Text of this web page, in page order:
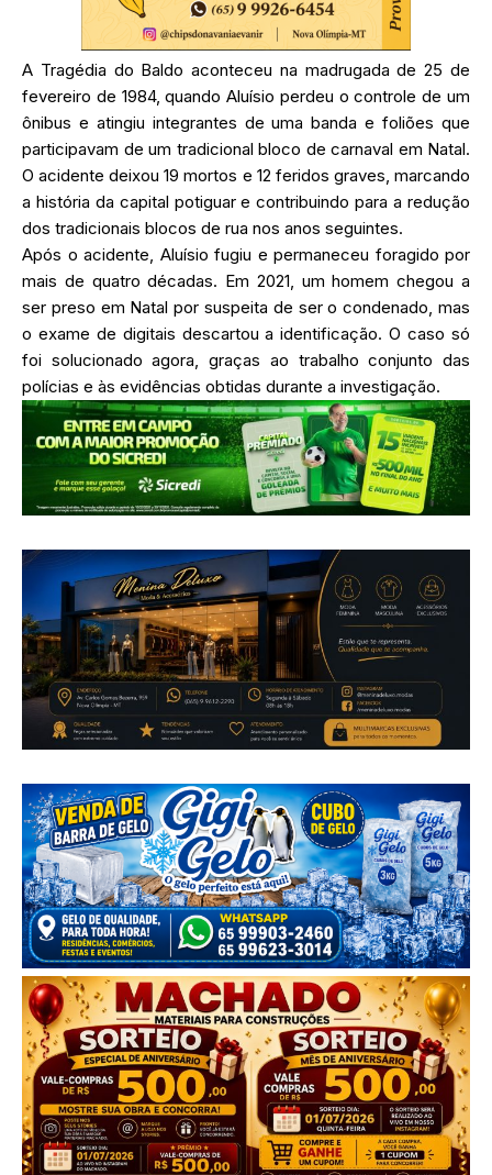
A Tragédia do Baldo aconteceu na madrugada de 25 de
fevereiro de 1984, quando Aluísio perdeu o controle de um
ônibus e atingiu integrantes de uma banda e foliões que
participavam de um tradicional bloco de carnaval em Natal.
O acidente deixou 19 mortos e 12 feridos graves, marcando
a história da capital potiguar e contribuindo para a redução
dos tradicionais blocos de rua nos anos seguintes.
Após o acidente, Aluísio fugiu e permaneceu foragido por
mais de quatro décadas. Em 2021, um homem chegou a
ser preso em Natal por suspeita de ser o condenado, mas
o exame de digitais descartou a identificação. O caso só
foi solucionado agora, graças ao trabalho conjunto das
polícias e às evidências obtidas durante a investigação.